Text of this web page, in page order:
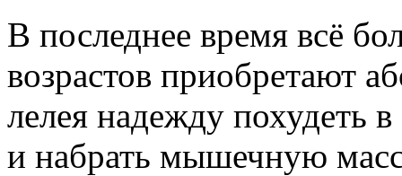
В последнее время всё
возрастов приобретают
лелея надежду похудеть
и набрать мышечную